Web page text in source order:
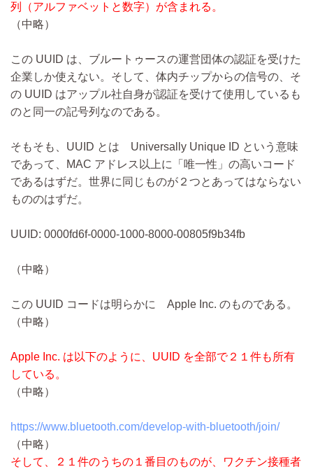
列（アルファベットと数字）が含まれる。
（中略）
この UUID は、ブルートゥースの運営団体の認証を受けた
企業しか使えない。そして、体内チップからの信号の、そ
の UUID はアップル社自身が認証を受けて使用しているも
のと同一の記号列なのである。
そもそも、UUID とは Universally Unique ID という意味
であって、MAC アドレス以上に「唯一性」の高いコード
であるはずだ。世界に同じものが２つとあってはならない
もののはずだ。
UUID: 0000fd6f-0000-1000-8000-00805f9b34fb
（中略）
この UUID コードは明らかに Apple Inc. のものである。
（中略）
Apple Inc. は以下のように、UUID を全部で２１件も所有
している。
（中略）
https://www.bluetooth.com/develop-with-bluetooth/join/
（中略）
そして、２１件のうちの１番目のものが、ワクチン接種者